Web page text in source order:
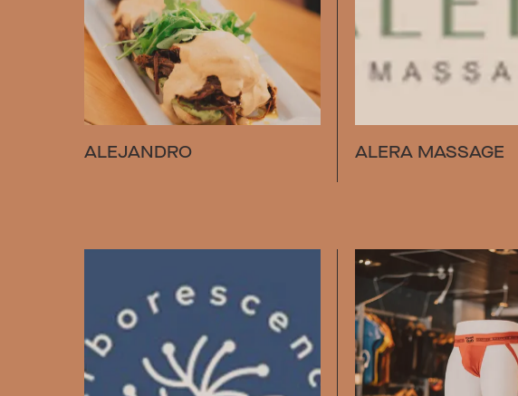
ALEJANDRO ALERA MASSAGE